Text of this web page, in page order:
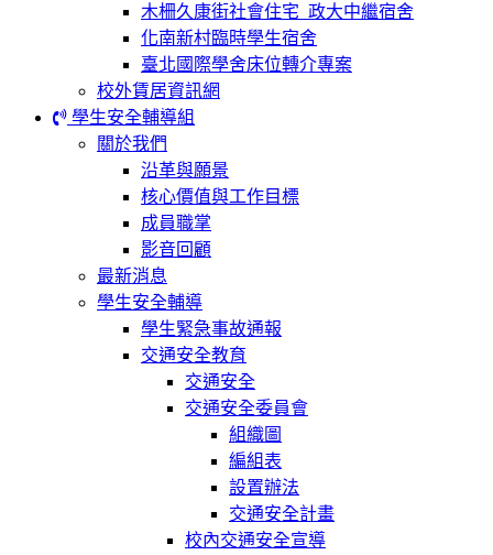
木柵久康街社會住宅_政大中繼宿舍
化南新村臨時學生宿舍
臺北國際學舍床位轉介專案
校外賃居資訊網
學生安全輔導組
關於我們
沿革與願景
核心價值與工作目標
成員職掌
影音回顧
最新消息
學生安全輔導
學生緊急事故通報
交通安全教育
交通安全
交通安全委員會
組織圖
編組表
設置辦法
交通安全計畫
校內交通安全宣導